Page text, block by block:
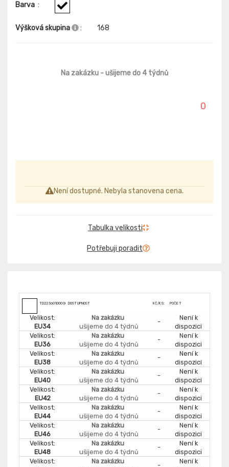
Barva :
Výšková skupina : 168
Na zakázku - ušijeme do 4 týdnů
0
Není dostupné. Nebyla stanovena cena.
Tabulka velikosti
Potřebuji poradit
TD2236010000000DOSTUPNOST KČ/KS: POČET
Velikost:
EU34
Na zakázku
ušijeme do 4 týdnů
-
Není k
dispozici
Velikost:
EU36
Na zakázku
ušijeme do 4 týdnů
-
Není k
dispozici
Velikost:
EU38
Na zakázku
ušijeme do 4 týdnů
-
Není k
dispozici
Velikost:
EU40
Na zakázku
ušijeme do 4 týdnů
-
Není k
dispozici
Velikost:
EU42
Na zakázku
ušijeme do 4 týdnů
-
Není k
dispozici
Velikost:
EU44
Na zakázku
ušijeme do 4 týdnů
-
Není k
dispozici
Velikost:
EU46
Na zakázku
ušijeme do 4 týdnů
-
Není k
dispozici
Velikost:
EU48
Na zakázku
ušijeme do 4 týdnů
-
Není k
dispozici
Velikost:
Na zakázku
-
Není k